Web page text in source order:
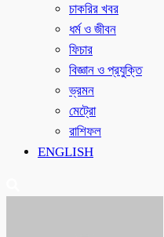
চাকরির খবর
ধর্ম ও জীবন
ফিচার
বিজ্ঞান ও প্রযুক্তি
ভ্রমন
মেট্রো
রাশিফল
ENGLISH